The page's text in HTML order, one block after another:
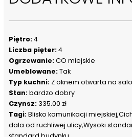
sprzęt AGD (m.in. płyta indukcyjna,
sypialnianej znajduje się wygodne
prysznic, szafka w której jest pralka i
umywalka z szafką i lustrem.
Do mieszkania przynależy miejsce
lokatorska , wliczone w cenę najmu.
W pobliżu mnóstwo punktów usług
Piętro:4
Liczba pięter:4
Ogrzewanie:CO miejskie
Umeblowane:Tak
Typ kuchni: Z oknem otwarta na
Stan:bardzo dobry
Czynsz: 335.00 zł
Tagi:Blisko komunikacji
dala od ruchliwej ulicy,Wysoki